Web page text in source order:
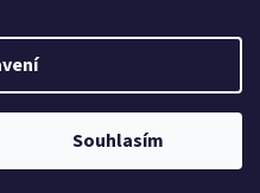
Souhlasím
práva vyhrazena.Upravit